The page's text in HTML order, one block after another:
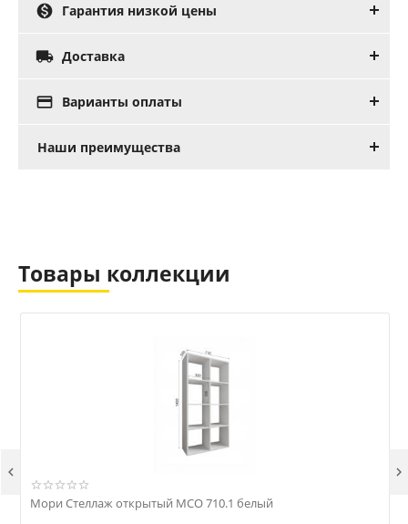
 Гарантия низкой цены
 Доставка
 Варианты оплаты
Наши преимущества
Товары коллекции
Мори Стеллаж открытый МСО 710.1 белый
 